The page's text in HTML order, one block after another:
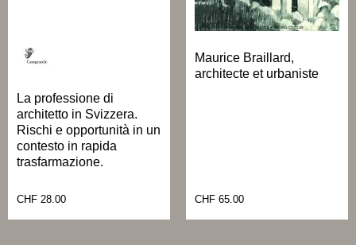
La professione di
architetto in Svizzera.
Rischi e opportunità in un
contesto in rapida
trasfarmazione.
CHF 28.00
Maurice Braillard,
architecte et urbaniste
CHF 65.00